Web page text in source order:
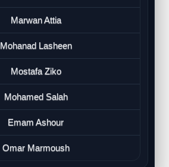
Marwan Attia
Mohanad Lasheen
Mostafa Ziko
Mohamed Salah
Emam Ashour
Omar Marmoush